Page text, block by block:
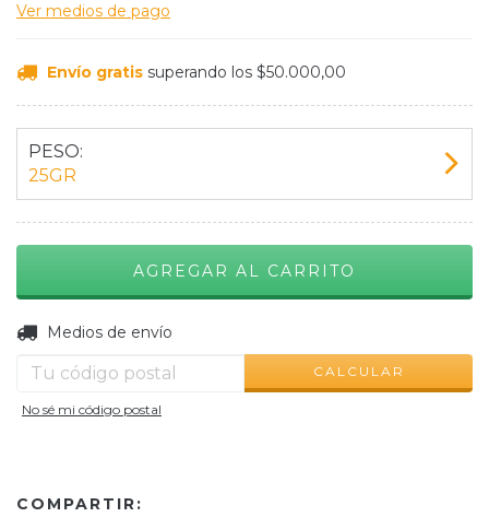
Ver medios de pago
Envío gratis superando los $50.000,00
PESO:
25GR
Entregas para el CP:
Medios de envío
CALCULAR
No sé mi código postal
COMPARTIR: